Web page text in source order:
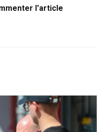
l'article